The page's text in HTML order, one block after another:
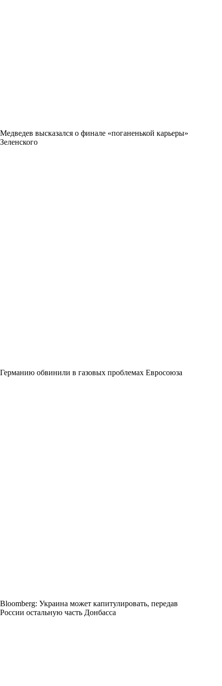
Медведев высказался о финале «поганенькой карьеры»
Зеленского
Германию обвинили в газовых проблемах Евросоюза
Bloomberg: Украина может капитулировать, передав
России остальную часть Донбасса